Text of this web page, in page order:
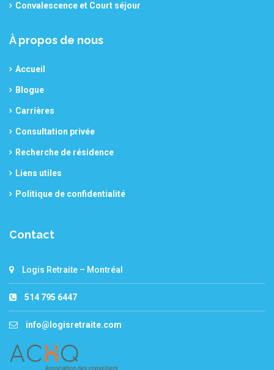
Convalescence et Court séjour
À propos de nous
Accueil
Blogue
Carrières
Consultation privée
Recherche de résidence
Liens utiles
Politique de confidentialité
Contact
Logis Retraite – Montréal
514 795 6447
info@logisretraite.com